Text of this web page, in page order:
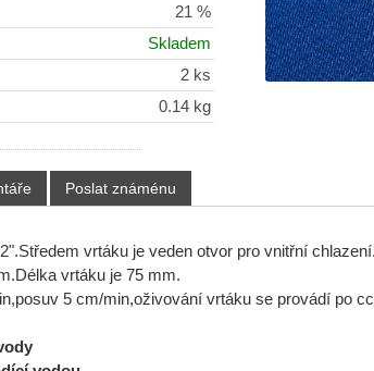
21 %
Skladem
2 ks
0.14 kg
Poslat známénu
vrtáku je veden otvor pro vnitřní
vrtáku je 75 mm.
5 cm/min,oživování vrtáku se provádí po